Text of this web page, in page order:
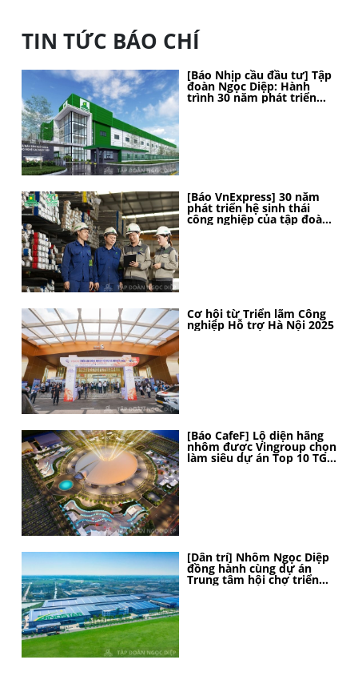
TIN TỨC BÁO CHÍ
[Báo Nhịp cầu đầu tư] Tập
đoàn Ngọc Diệp: Hành
trình 30 năm phát triển
[Báo VnExpress] 30 năm
phát triển hệ sinh thái
công nghiệp của tập đoàn
Cơ hội từ Triển lãm Công
nghiệp Hỗ trợ Hà Nội 2025
[Báo CafeF] Lộ diện hãng
nhôm được Vingroup chọn
làm siêu dự án Top 10 TG,
thi công thần tốc, 4 tháng
[Dân trí] Nhôm Ngọc Diệp
đồng hành cùng dự án
Trung tâm hội chợ triển
lãm Quốc gia